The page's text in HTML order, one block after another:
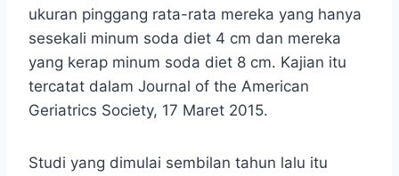
ukuran pinggang rata-rata mereka yang hanya
sesekali minum soda diet 4 cm dan mereka
yang kerap minum soda diet 8 cm. Kajian itu
tercatat dalam Journal of the American
Geriatrics Society, 17 Maret 2015.
Studi yang dimulai sembilan tahun lalu itu